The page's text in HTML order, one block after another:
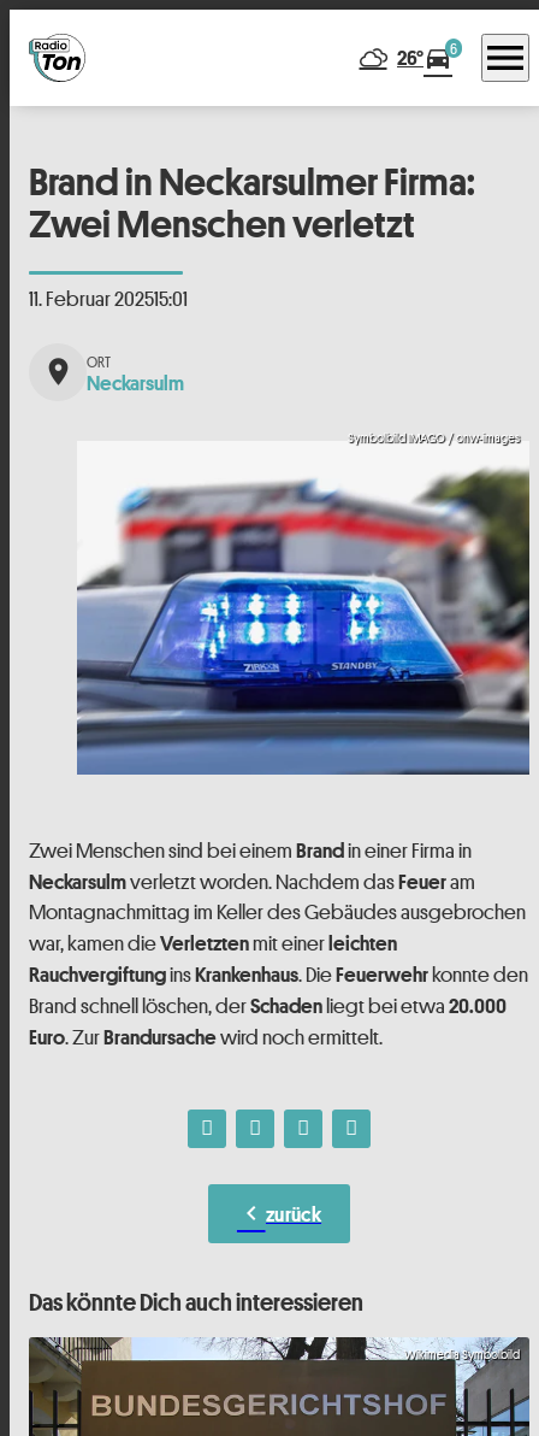
26°directions_car6 menu
Brand in Neckarsulmer Firma:
Zwei Menschen verletzt
11. Februar 202515:01
place Neckarsulm
Symbolbild IMAGO / onw-images
Zwei Menschen sind bei einem Brandin einer Firma in
Neckarsulmverletzt worden. Nachdem dasFeueram
Montagnachmittag im Keller des Gebäudes ausgebrochen
war, kamen dieVerletztenmit einerleichten
RauchvergiftunginsKrankenhaus. DieFeuerwehrkonnte den
Brand schnell löschen, derSchadenliegt bei etwa 20.000
Euro. ZurBrandursachewird noch ermittelt.
chevron_left zurück
Das könnte Dich auch interessieren
Wikimedia Symbolbild